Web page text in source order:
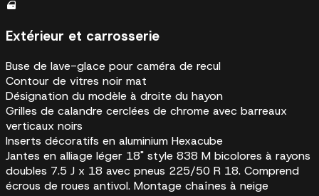
Extérieur et carrosserie
Buse de lave-glace pour caméra de recul
Contour de vitres noir mat
Désignation du modèle à droite du hayon
Grilles de calandre cerclées de chrome avec barreaux
verticaux noirs
Inserts décoratifs en aluminium Hexacube
Jantes en alliage léger 18" style 838 M bicolores à rayons
doubles 7.5 J x 18 avec pneus 225/50 R 18. Comprend
écrous de roues antivol. Montage chaînes à neige